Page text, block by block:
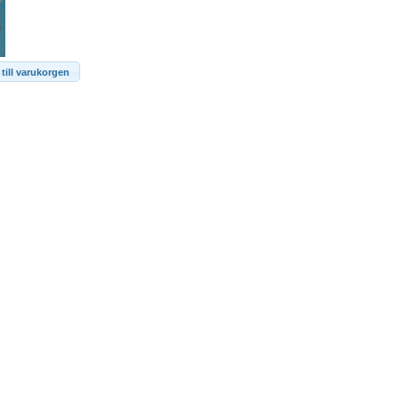
varukorgen